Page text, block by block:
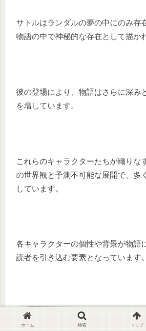
サトルはランダルの夢の中にのみ存
物語の中で神秘的な存在として描か
彼の登場により、物語はさらに深み
を増しています。​
これらのキャラクターたちが織りな
の世界観と予測不可能な展開で、多
しています。​
各キャラクターの個性や背景が物語
読者を引き込む要素となっています。
まとめ ランフレンは公式
ホーム 検索 トップ